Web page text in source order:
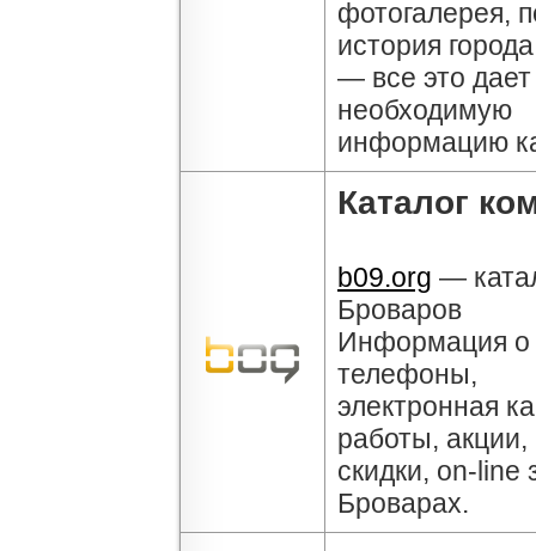
фотогалерея,
история города
— все это
необходимую
информацию
Каталог
b09.org —
Броваров
Информация о
телефоны,
электронная
работы, акции,
скидки, on-line
Броварах.